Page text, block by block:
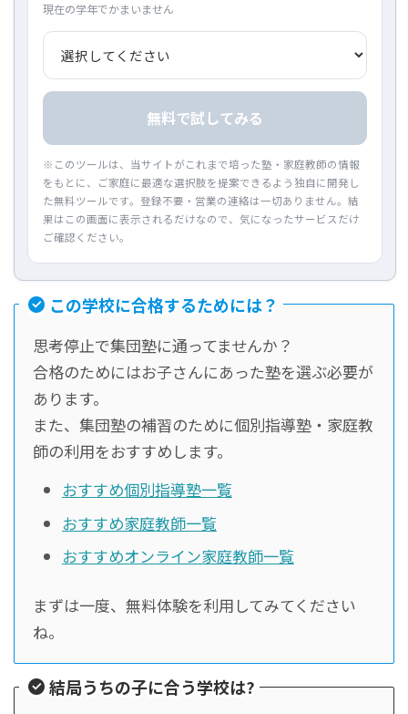
現在の学年でかまいません
無料で試してみる
※このツールは、当サイトがこれまで培った塾・家庭教師の情報
をもとに、ご家庭に最適な選択肢を提案できるよう独自に開発し
た無料ツールです。登録不要・営業の連絡は一切ありません。結
果はこの画面に表示されるだけなので、気になったサービスだけ
ご確認ください。
この学校に合格するためには？
思考停止で集団塾に通ってませんか？
合格のためにはお子さんにあった塾を選ぶ必要が
あります。
また、集団塾の補習のために個別指導塾・家庭教
師の利用をおすすめします。
おすすめ個別指導塾一覧
おすすめ家庭教師一覧
おすすめオンライン家庭教師一覧
まずは一度、無料体験を利用してみてください
ね。
結局うちの子に合う学校は?